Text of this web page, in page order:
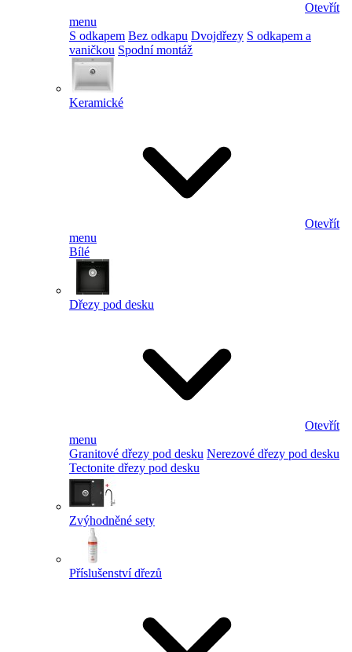
Otevřít
menu
S odkapem Bez odkapu Dvojdřezy S odkapem a
vaničkou Spodní montáž
Keramické
Otevřít
menu
Bílé
Dřezy pod desku
Otevřít
menu
Granitové dřezy pod desku Nerezové dřezy pod desku
Tectonite dřezy pod desku
Zvýhodněné sety
Příslušenství dřezů